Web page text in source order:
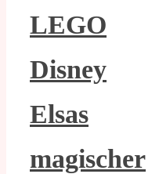
LEGO
Disney
Elsas
magischer